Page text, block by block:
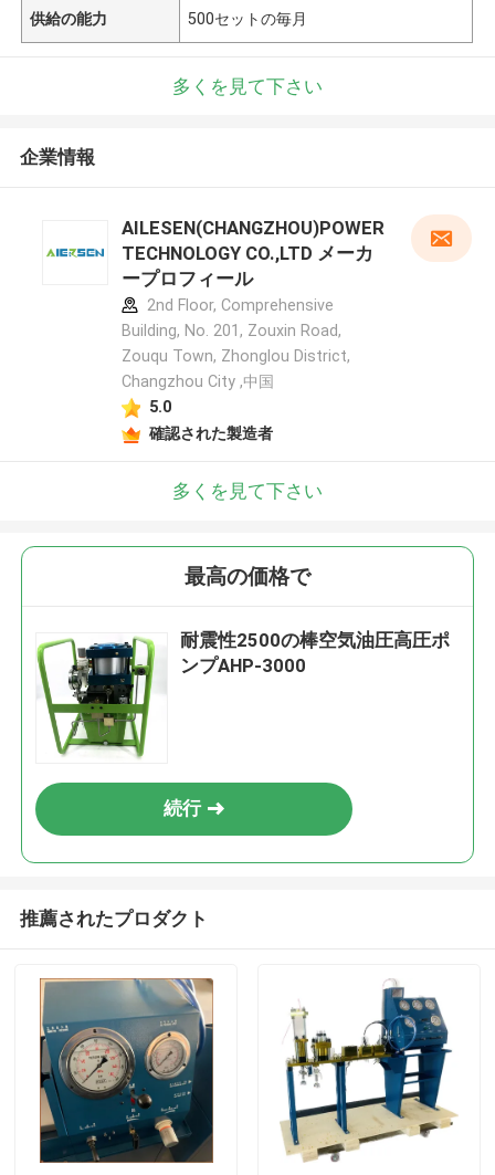
供給の能力 500セットの毎月
多くを見て下さい
企業情報
AILESEN(CHANGZHOU)POWER
TECHNOLOGY CO.,LTD メーカ
ープロフィール
2nd Floor, Comprehensive
Building, No. 201, Zouxin Road,
Zouqu Town, Zhonglou District,
Changzhou City ,中国
5.0
確認された製造者
多くを見て下さい
最高の価格で
耐震性2500の棒空気油圧高圧ポ
ンプAHP-3000
続行
推薦されたプロダクト